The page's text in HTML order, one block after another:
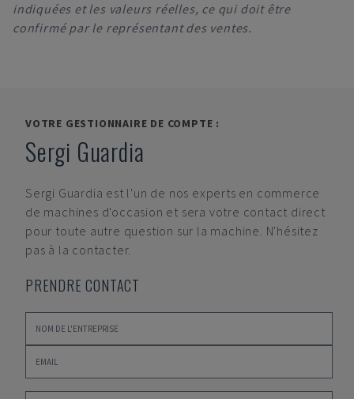
indiquées et les valeurs réelles, ce qui doit être
confirmé par le représentant des ventes.
VOTRE GESTIONNAIRE DE COMPTE :
Sergi Guardia
Sergi Guardia est l'un de nos experts en commerce
de machines d'occasion et sera votre contact direct
pour toute autre question sur la machine. N'hésitez
pas à la contacter.
PRENDRE CONTACT